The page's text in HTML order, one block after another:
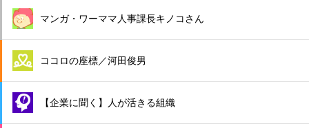
マンガ・ワーママ人事課長キノコさん
ココロの座標／河田俊男
【企業に聞く】人が活きる組織